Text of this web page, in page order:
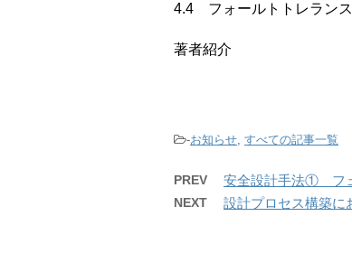
4.4 フォールトトレランス
著者紹介
-お知らせ, すべての記事一覧
PREV 安全設計手法① フ
NEXT 設計プロセス構築に